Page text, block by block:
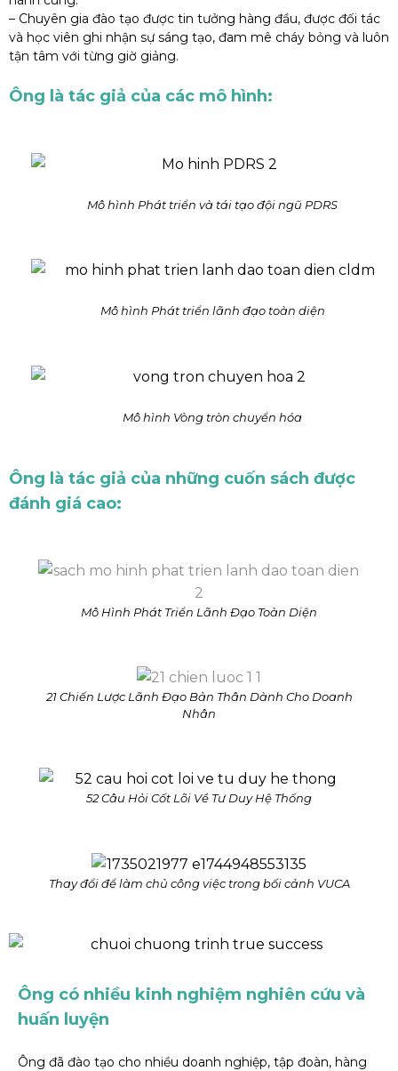
– Chuyên gia đào tạo được tin tưởng hàng đầu, được đối tác
và học viên ghi nhận sự sáng tạo, đam mê cháy bỏng và luôn
tận tâm với từng giờ giảng.
Ông là tác giả của các mô hình:
Mô hình Phát triển và tái tạo đội ngũ PDRS
Mô hình Phát triển lãnh đạo toàn diện
Mô hình Vòng tròn chuyển hóa
Ông là tác giả của những cuốn sách được
đánh giá cao:
Mô Hình Phát Triển Lãnh Đạo Toàn Diện
21 Chiến Lược Lãnh Đạo Bản Thân Dành Cho Doanh
Nhân
52 Câu Hỏi Cốt Lõi Về Tư Duy Hệ Thống
Thay đổi để làm chủ công việc trong bối cảnh VUCA
Ông có nhiều kinh nghiệm nghiên cứu và
huấn luyện
Ông đã đào tạo cho nhiều doanh nghiệp, tập đoàn, hàng